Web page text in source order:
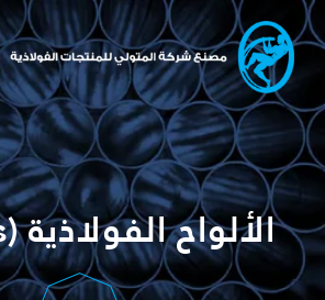
الألواح الفولاذية (Sheets)